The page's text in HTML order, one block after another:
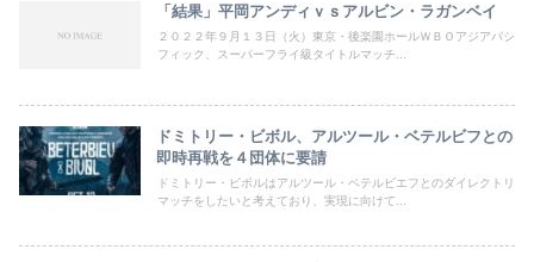
「結果」平岡アンディｖｓアルビン・ラガンベイ
２０２２年９月１３日（火）東京・後楽園ホールＷＢＯアジアパシ
フィック、スーパーフライ級タイトルマッチ...
ドミトリー・ビボル、アルツール・ベテルビフとの
即時再戦を４団体に要請
ドミトリー・ビボルはアルツール・ベテルビエフとのダイレクトリ
マッチをしたいと考えており、実現に向けて...